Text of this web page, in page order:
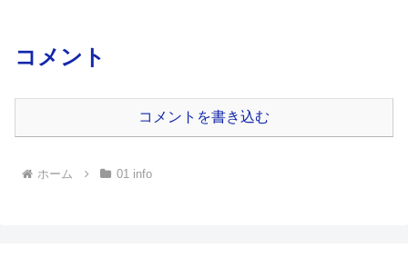
コメント
コメントを書き込む
ホーム 01 info